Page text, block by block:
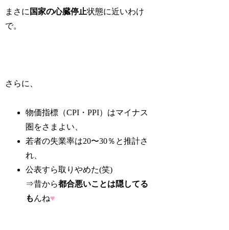
まさに 国家の心臓停止状態に近いわけ
で。
さらに、
物価指標（CPI・PPI）はマイナス
圏をさまよい、
若者の失業率は20〜30％と推計さ
れ、
公表すら取りやめた(笑)
⇒昔から都合悪いことは隠してる
も んね♥